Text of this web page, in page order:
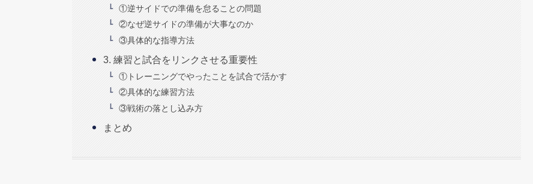
①逆サイドでの準備を怠ることの問題
②なぜ逆サイドの準備が大事なのか
③具体的な指導方法
3. 練習と試合をリンクさせる重要性
①トレーニングでやったことを試合で活かす
②具体的な練習方法
③戦術の落とし込み方
まとめ